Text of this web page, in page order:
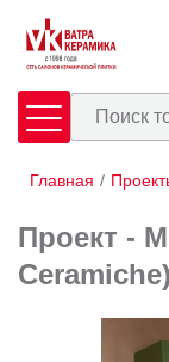
Оплата и
О Компании
Главная /
Проект -
Ceramiche)